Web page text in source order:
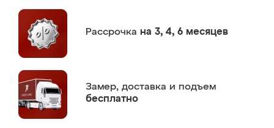
Рассрочка на 3, 4, 6 месяцев
Замер, доставка и подъем
бесплатно